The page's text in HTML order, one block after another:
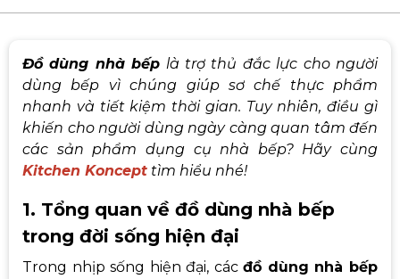
Đồ dùng nhà bếp là trợ thủ đắc lực cho người
dùng bếp vì chúng giúp sơ chế thực phẩm
nhanh và tiết kiệm thời gian. Tuy nhiên, điều gì
khiến cho người dùng ngày càng quan tâm đến
các sản phẩm dụng cụ nhà bếp? Hãy cùng
Kitchen Koncept tìm hiểu nhé!
1. Tổng quan về đồ dùng nhà bếp
trong đời sống hiện đại
Trong nhịp sống hiện đại, cácđồ dùng nhà bếp